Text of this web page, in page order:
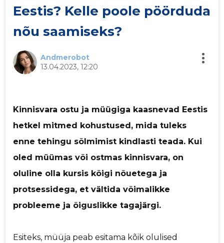
Eestis? Kelle poole pöörduda
nõu saamiseks?
Andmerobot
13.04.2023, 12:20
Kinnisvara ostu ja müügiga kaasnevad Eestis
hetkel mitmed kohustused, mida tuleks
enne tehingu sõlmimist kindlasti teada. Kui
oled müümas või ostmas kinnisvara, on
oluline olla kursis kõigi nõuetega ja
protsessidega, et vältida võimalikke
probleeme ja õiguslikke tagajärgi.
Esiteks, müüja peab esitama kõik olulised
Saaja e-mail